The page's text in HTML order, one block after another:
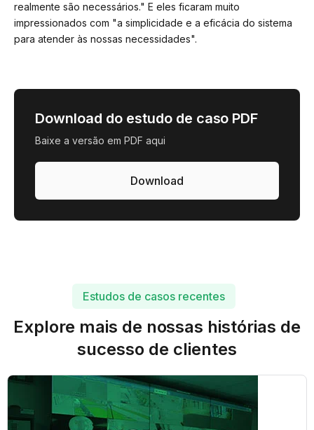
realmente são necessários." E eles ficaram muito
impressionados com "a simplicidade e a eficácia do sistema
para atender às nossas necessidades".
Download do estudo de caso PDF
Baixe a versão em PDF aqui
Download
Estudos de casos recentes
Explore mais de nossas histórias de
sucesso de clientes